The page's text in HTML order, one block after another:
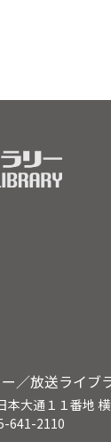
／放送ライブ
大通１１番地
641-2110